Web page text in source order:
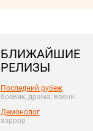
БЛИЖАЙШИЕ
РЕЛИЗЫ
Последний рубеж
боевик, драма, военн.
Демонолог
хоррор